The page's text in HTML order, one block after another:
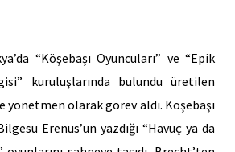
“Köşebaşı Oyuncuları” ve “Epik
kuruluşlarında bulundu üretilen
yönetmen olarak görev aldı. Köşebaşı
Erenus’un yazdığı “Havuç ya da